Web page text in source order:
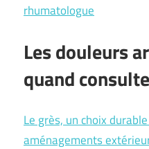
rhumatologue
Les douleurs
quand
Le grès, un choix
aménagements